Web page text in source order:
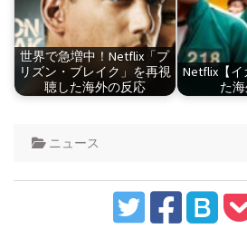
世界で急増中！Netflix「プ
リズン・ブレイク」を再視
聴した海外の反応
Netflix【
た
ニュース